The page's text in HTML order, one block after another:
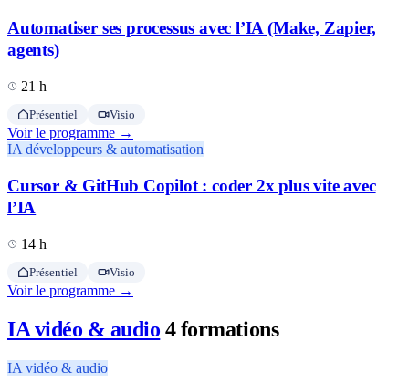
Automatiser ses processus avec l’IA (Make, Zapier,
agents)
21 h
Présentiel Visio
Voir le programme →
IA développeurs & automatisation
Cursor & GitHub Copilot : coder 2x plus vite avec
l’IA
14 h
Présentiel Visio
Voir le programme →
IA vidéo & audio 4 formations
IA vidéo & audio